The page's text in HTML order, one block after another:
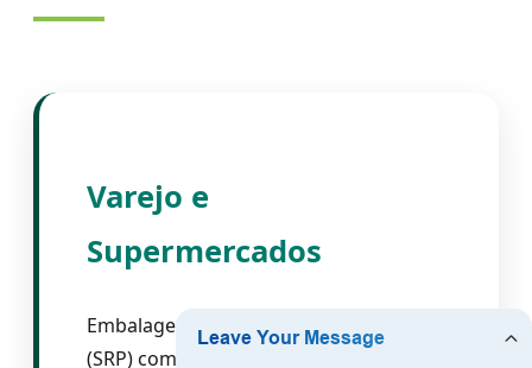
Varejo e
Supermercados
Embalagens prontas para prateleira
(SRP) com design de alta visibilidade.